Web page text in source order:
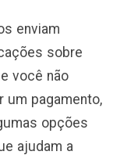
enviam
sobre
você não
um pagamento,
opções
ajudam a